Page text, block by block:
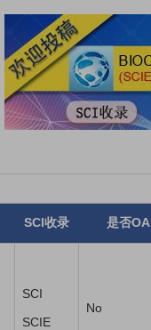
SCI收录 是否OA
SCI
SCIE
No